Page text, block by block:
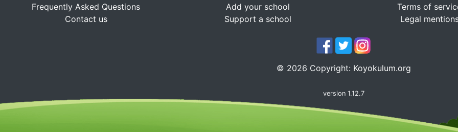
Frequently Asked Questions
Contact us
Add your school
Support a school
Terms of
Legal
© 2026 Copyright: Koyokulum.org
version 1.12.7